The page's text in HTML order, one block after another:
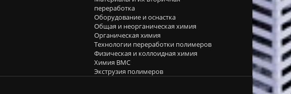
переработка
Оборудование и оснастка
Общая и неорганическая химия
Органическая химия
Технологии переработки полимеров
Физическая и коллоидная химия
Химия ВМС
Экструзия полимеров